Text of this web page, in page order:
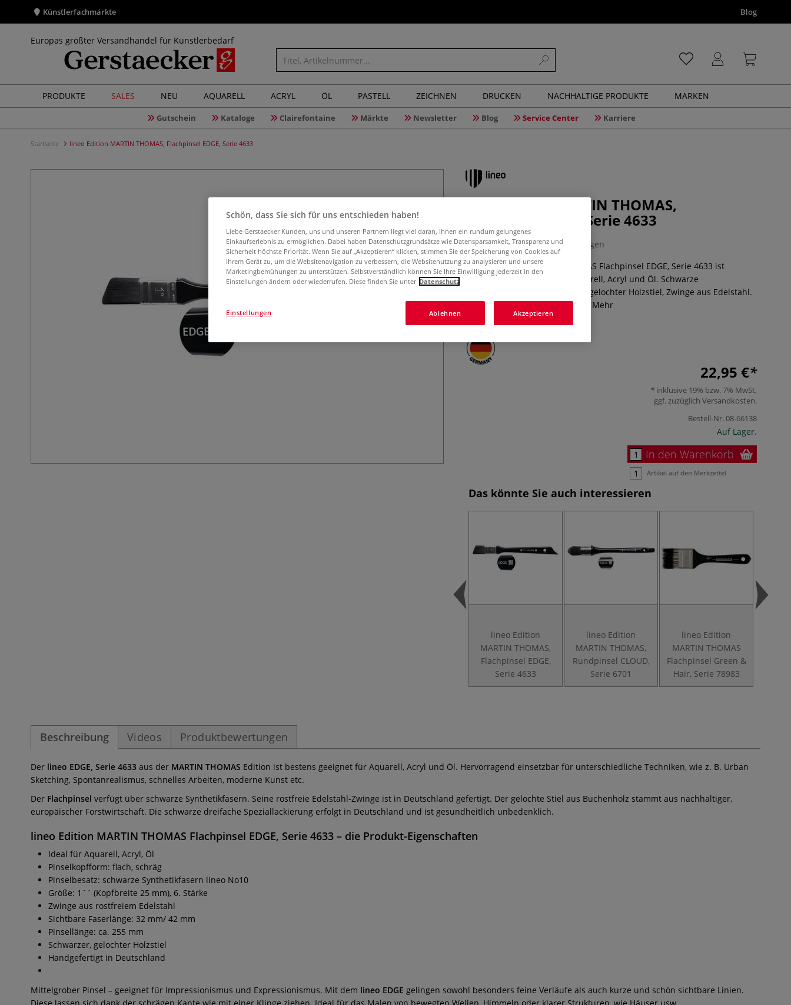
Künstlerfachmärkte Blog
Europas größter Versandhandel für Künstlerbedarf
PRODUKTE SALES NEU AQUARELL ACRYL ÖL PASTELL ZEICHNEN DRUCKEN NACHHALTIGE PRODUKTE MARKEN
Gutschein Kataloge Clairefontaine Märkte Newsletter Blog Service Center Karriere
Startseite lineo Edition MARTIN THOMAS, Flachpinsel EDGE, Serie 4633
lineo Edition MARTIN THOMAS,
Flachpinsel EDGE, Serie 4633
0 Bewertungen
Der lineo Edition MARTIN THOMAS Flachpinsel EDGE, Serie 4633 ist
ausgezeichnet geeignet für Aquarell, Acryl und Öl. Schwarze
Synthetikfasern, ergonomischer, gelochter Holzstiel, Zwinge aus Edelstahl.
Handgefertigt in Deutschland.
Mehr
22,95 €
inklusive 19% bzw. 7% MwSt,
ggf. zuzüglich Versandkosten.
Bestell-Nr.08-66138
Auf Lager.
In den Warenkorb
Artikel auf den Merkzettel
Das könnte Sie auch interessieren
lineo Edition
MARTIN THOMAS,
Flachpinsel EDGE,
Serie 4633
lineo Edition
MARTIN THOMAS,
Rundpinsel CLOUD,
Serie 6701
lineo Edition
MARTIN THOMAS
Flachpinsel Green &
Hair, Serie 78983
Beschreibung Videos Produktbewertungen
Der lineo EDGE, Serie 4633 aus der MARTIN THOMAS Edition ist bestens geeignet für Aquarell, Acryl und Öl. Hervorragend einsetzbar für unterschiedliche Techniken, wie z. B. Urban
Sketching, Spontanrealismus, schnelles Arbeiten, moderne Kunst etc.
Der Flachpinsel verfügt über schwarze Synthetikfasern. Seine rostfreie Edelstahl-Zwinge ist in Deutschland gefertigt. Der gelochte Stiel aus Buchenholz stammt aus nachhaltiger,
europäischer Forstwirtschaft. Die schwarze dreifache Speziallackierung erfolgt in Deutschland und ist gesundheitlich unbedenklich.
lineo Edition MARTIN THOMAS Flachpinsel EDGE, Serie 4633 – die Produkt-Eigenschaften
Ideal für Aquarell, Acryl, Öl
Pinselkopfform: flach, schräg
Pinselbesatz: schwarze Synthetikfasern lineo No10
Größe: 1´´ (Kopfbreite 25 mm), 6. Stärke
Zwinge aus rostfreiem Edelstahl
Sichtbare Faserlänge: 32 mm/ 42 mm
Pinsellänge: ca. 255 mm
Schwarzer, gelochter Holzstiel
Handgefertigt in Deutschland
Mittelgrober Pinsel – geeignet für Impressionismus und Expressionismus. Mit dem lineo EDGE gelingen sowohl besonders feine Verläufe als auch kurze und schön sichtbare Linien.
Schön, dass Sie sich für uns entschieden haben!
Liebe Gerstaecker Kunden, uns und unseren Partnern liegt viel daran, Ihnen ein rundum gelungenes
Einkaufserlebnis zu ermöglichen. Dabei haben Datenschutzgrundsätze wie Datensparsamkeit, Transparenz und
Sicherheit höchste Priorität. Wenn Sie auf „Akzeptieren“ klicken, stimmen Sie der Speicherung von Cookies auf
Ihrem Gerät zu, um die Websitenavigation zu verbessern, die Websitenutzung zu analysieren und unsere
Marketingbemühungen zu unterstützen. Selbstverständlich können Sie Ihre Einwilligung jederzeit in den
Einstellungen ändern oder wiederrufen. Diese finden Sie unter Datenschutz
Ablehnen Akzeptieren
Einstellungen